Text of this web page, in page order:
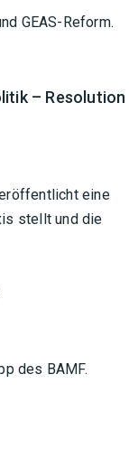
GEAS-Reform.
– Resolution
eine
stellt und die
des BAMF.